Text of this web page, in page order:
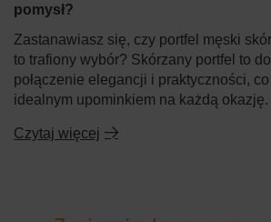
pomysł?
Zastanawiasz się, czy portfel męski
to trafiony wybór? Skórzany portfel to
połączenie elegancji i praktyczności,
idealnym upominkiem na każdą okazję.
Czytaj więcej